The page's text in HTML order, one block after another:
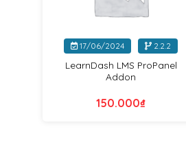
17/06/2024 2.2.2
LearnDash LMS ProPanel
Addon
150.000₫